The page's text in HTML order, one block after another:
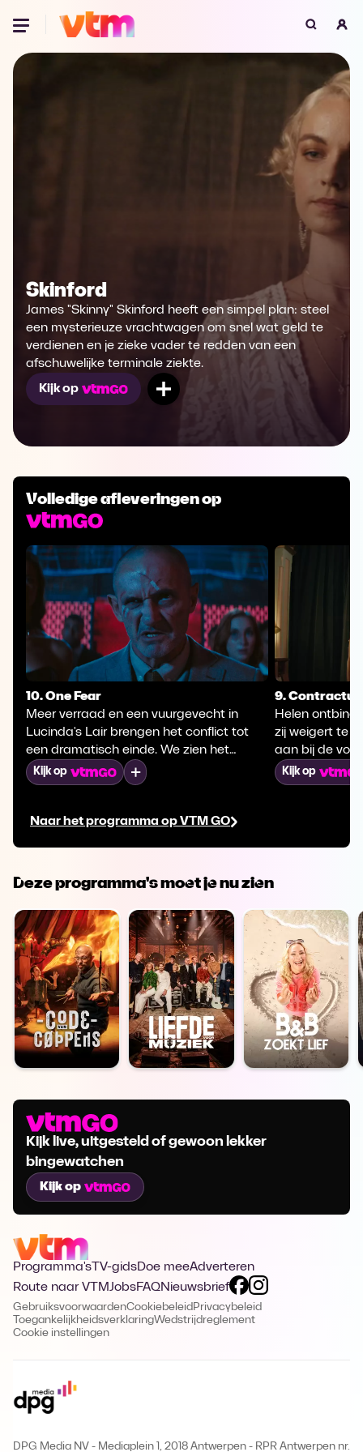
Download
Download
Download
Microsoft Edge Download
Opera Download
Skinford
James "Skinny" Skinford heeft een simpel plan: steel
een mysterieuze vrachtwagen om snel wat geld te
verdienen en je zieke vader te redden van een
afschuwelijke terminale ziekte.
Kijk op
Volledige afleveringen op
Naar het programma op VTM GO
10. One Fear
Meer verraad en een vuurgevecht in
Lucinda's Lair brengen het conflict tot
een dramatisch einde. We zien het
ontstaan van Zophia's onsterfelijkheid en
wat Axton's aanwezigheid daarvoor
Kijk op
9.
Helen
zij weigert te
aan bij de
Kijk op
Deze programma's moet je nu zien
Kijk live, uitgesteld of gewoon lekker
bingewatchen
Kijk op
Programma's TV-gidsDoe meeAdverteren
Route naar VTMJobsFAQNieuwsbrief
GebruiksvoorwaardenCookiebeleid Privacybeleid
ToegankelijkheidsverklaringWedstrijdreglement
Cookie instellingen
DPG Media NV - Mediaplein 1, 2018 Antwerpen - RPR Antwerpen nr.